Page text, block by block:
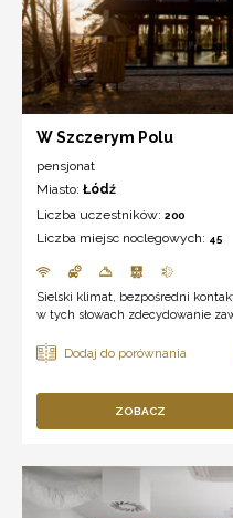
W Szczerym Polu
pensjonat
Miasto: Łódź
Liczba uczestników: 200
Liczba miejsc noclegowych: 45
Sielski klimat, bezpośredni
w tych słowach zdecydowanie
ZOBACZ